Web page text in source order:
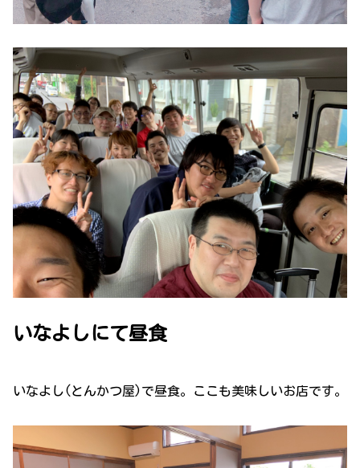
いなよしにて昼食
いなよし(とんかつ屋)で昼食。ここも美味しいお店です。